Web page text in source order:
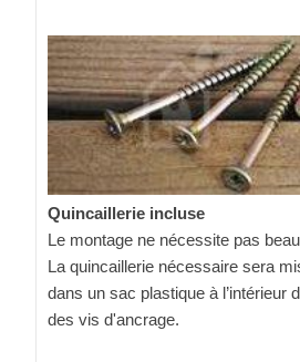
Quincaillerie incluse
Le montage ne nécessite pas
La quincaillerie nécessaire sera
dans un sac plastique à l’intérieur
des vis d'ancrage.